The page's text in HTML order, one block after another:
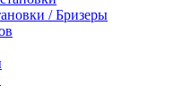
/ Бризеры